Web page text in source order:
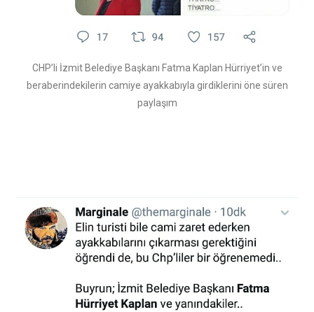
CHP’li İzmit Belediye Başkanı Fatma Kaplan Hürriyet’in ve
beraberindekilerin camiye ayakkabıyla girdiklerini öne süren
paylaşım